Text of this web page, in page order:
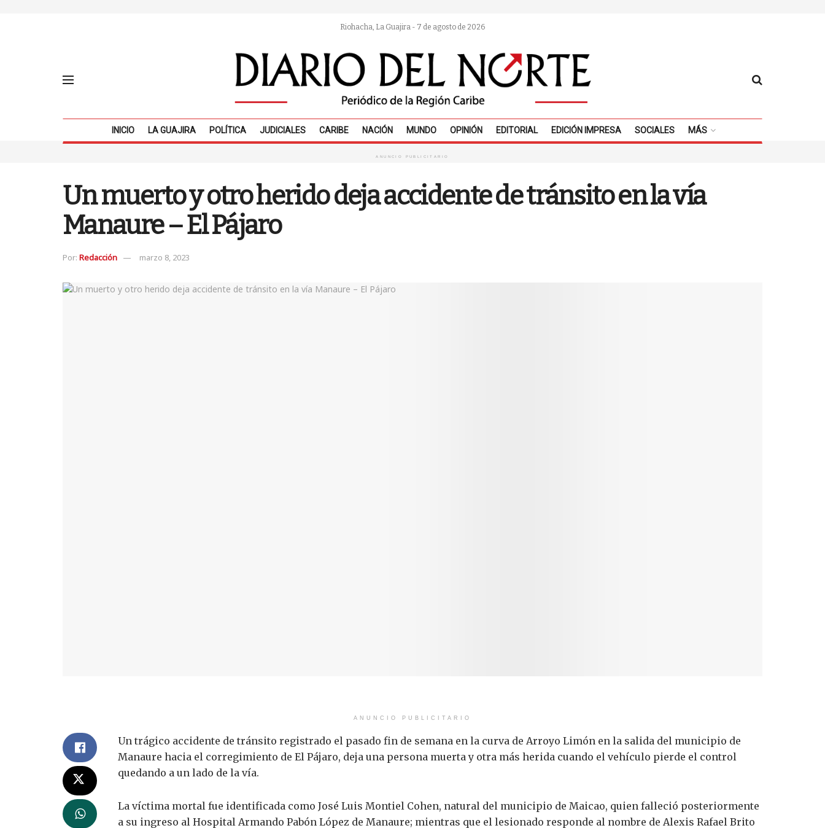
Riohacha, La Guajira - 7 de agosto de 2026
INICIO LA GUAJIRA POLÍTICA JUDICIALES CARIBE NACIÓN MUNDO OPINIÓN EDITORIAL EDICIÓN IMPRESA SOCIALES MÁS
ANUNCIO PUBLICITARIO
Un muerto y otro herido deja accidente de tránsito en la vía
Manaure – El Pájaro
Por: Redacción marzo 8, 2023
ANUNCIO PUBLICITARIO
Un trágico accidente de tránsito registrado el pasado fin de semana en la curva de Arroyo Limón en la salida del municipio de
Manaure hacia el corregimiento de El Pájaro, deja una persona muerta y otra más herida cuando el vehículo pierde el control
quedando a un lado de la vía.
La víctima mortal fue identificada como José Luis Montiel Cohen, natural del municipio de Maicao, quien falleció posteriormente
a su ingreso al Hospital Armando Pabón López de Manaure; mientras que el lesionado responde al nombre de Alexis Rafael Brito